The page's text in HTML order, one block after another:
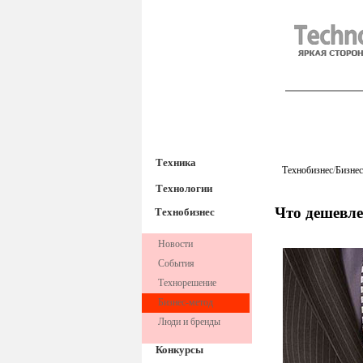
Техника
Технологии
Технобизнес
Новости
События
Технорешение
Бизнес-метод
Люди и бренды
Конкурсы
Технобизнес/
Что